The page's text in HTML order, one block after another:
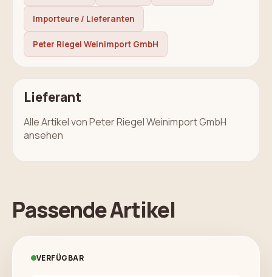
Importeure / Lieferanten
Peter Riegel Weinimport GmbH
Lieferant
Alle Artikel von Peter Riegel Weinimport GmbH
ansehen
Passende Artikel
VERFÜGBAR